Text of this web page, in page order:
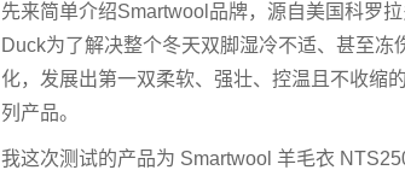
先来简单介绍Smartwool品牌，源自美国科罗
Duck为了解决整个冬天双脚湿冷不适、甚至
化，发展出第一双柔软、强壮、控温且不收缩
列产品。
我这次测试的产品为 Smartwool 羊毛衣